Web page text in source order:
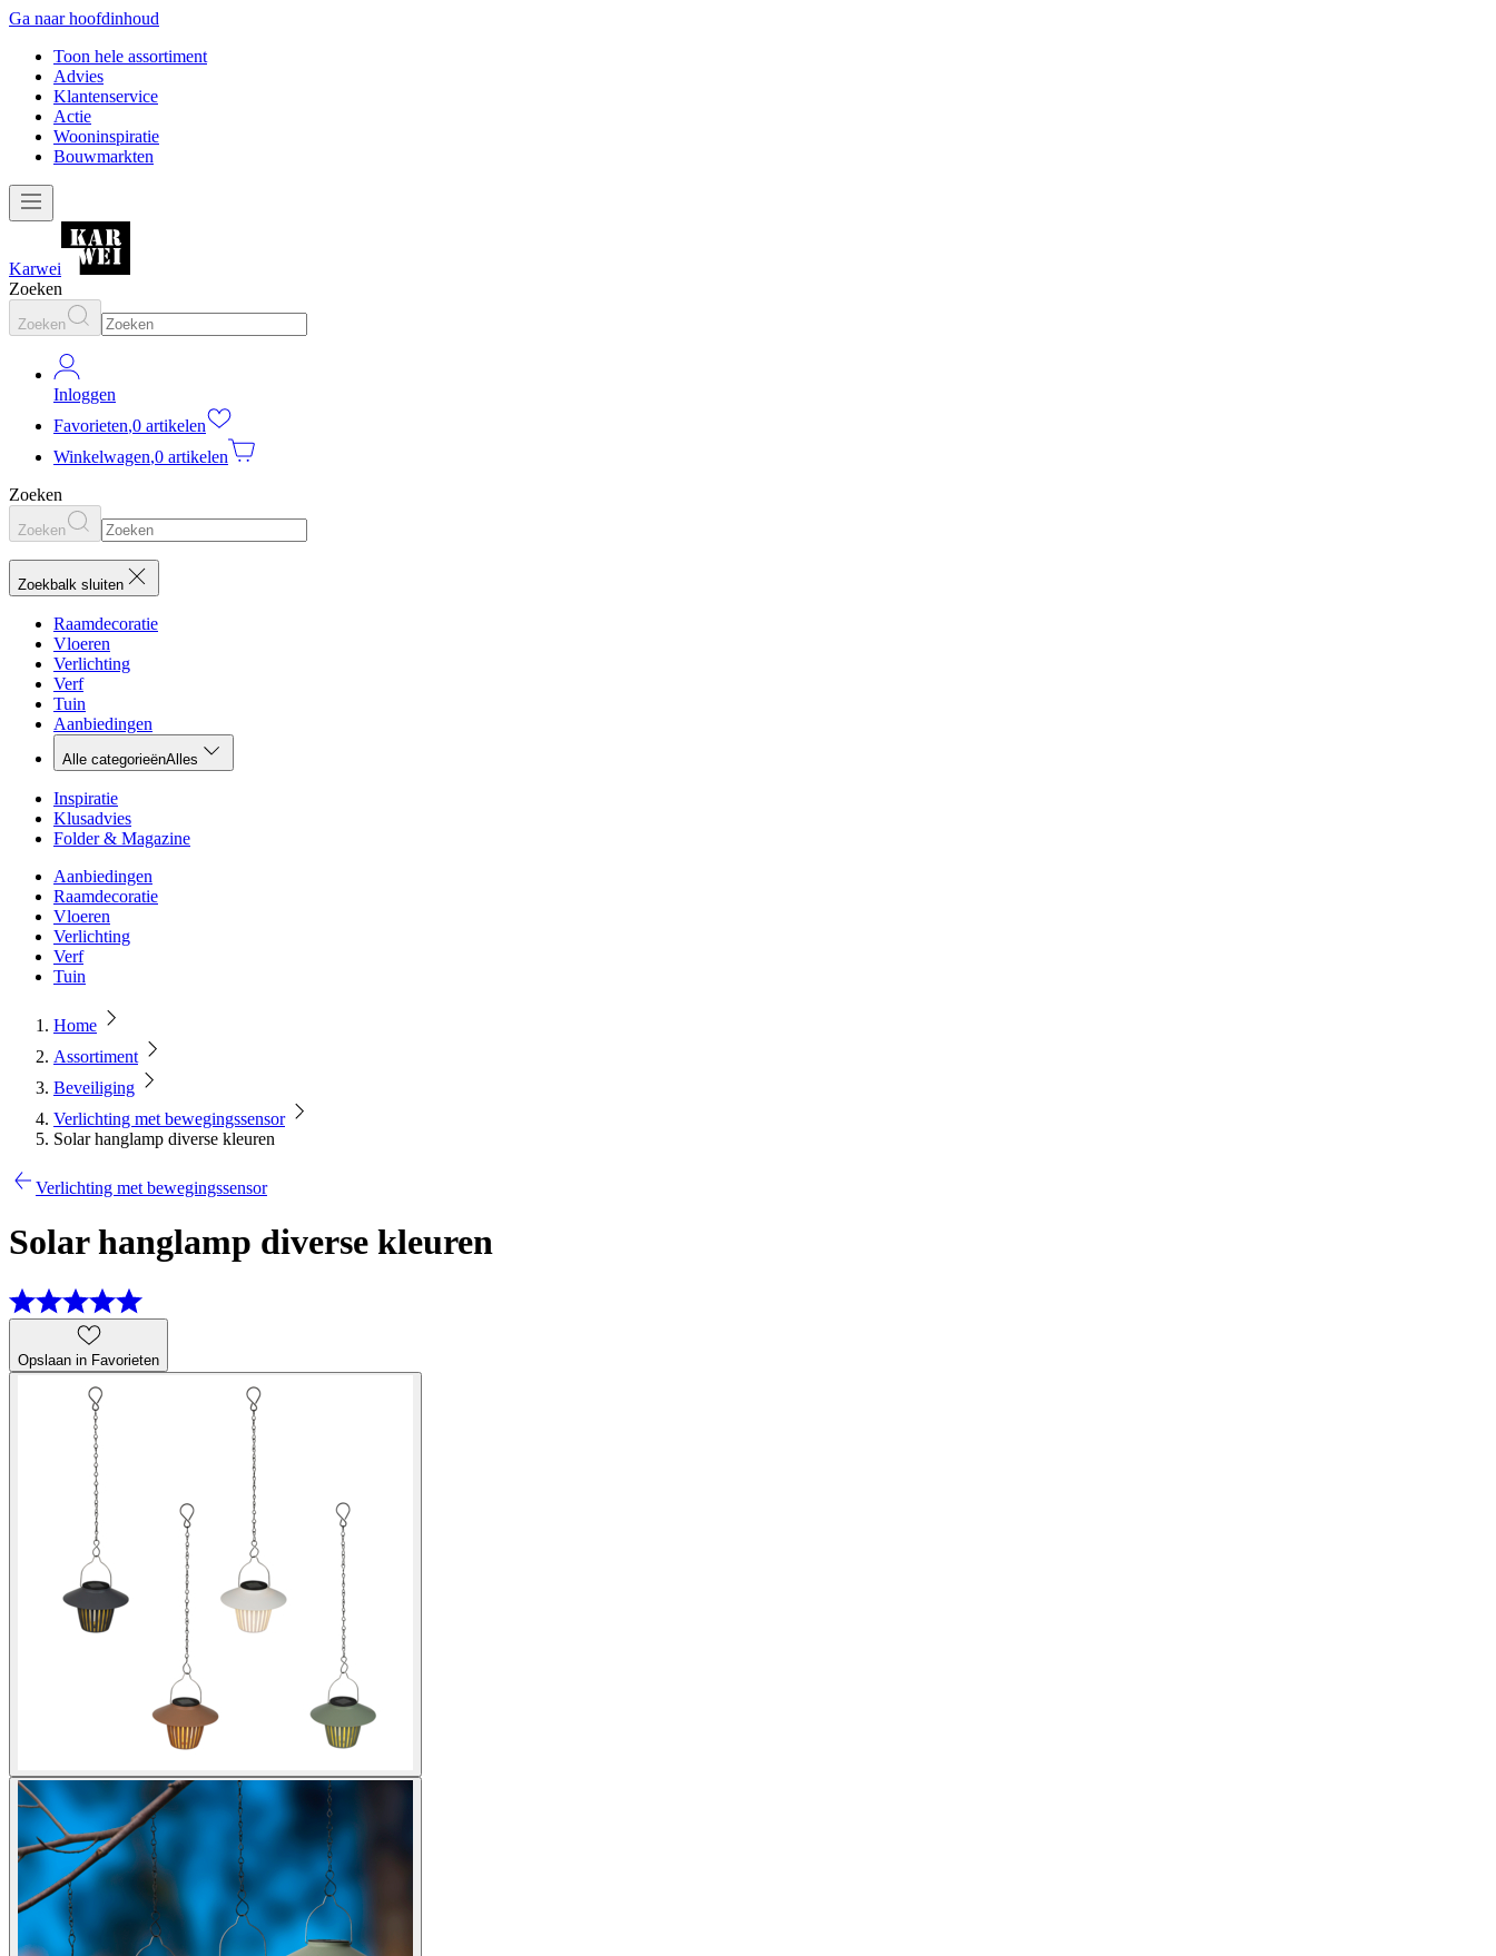
Ga naar hoofdinhoud
Toon hele assortiment
Advies
Klantenservice
Actie
Wooninspiratie
Bouwmarkten
Karwei
Zoeken
Zoeken
Inloggen
Favorieten,0 artikelen
Winkelwagen,0 artikelen
Zoeken
Zoeken
Zoekbalk sluiten
Raamdecoratie
Vloeren
Verlichting
Verf
Tuin
Aanbiedingen
Alle categorieënAlles
Inspiratie
Klusadvies
Folder & Magazine
Aanbiedingen
Raamdecoratie
Vloeren
Verlichting
Verf
Tuin
Home
Assortiment
Beveiliging
Verlichting met bewegingssensor
Solar hanglamp diverse kleuren
Verlichting met bewegingssensor
Solar hanglamp diverse kleuren
Opslaan in Favorieten